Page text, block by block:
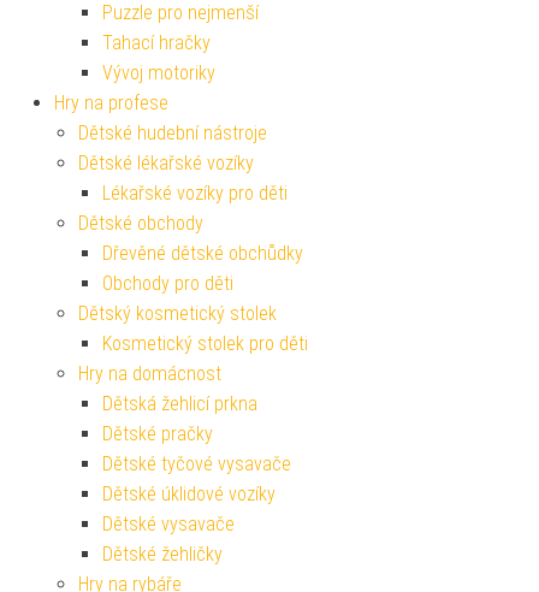
Puzzle pro nejmenší
Tahací hračky
Vývoj motoriky
Hry na profese
Dětské hudební nástroje
Dětské lékařské vozíky
Lékařské vozíky pro děti
Dětské obchody
Dřevěné dětské obchůdky
Obchody pro děti
Dětský kosmetický stolek
Kosmetický stolek pro děti
Hry na domácnost
Dětská žehlicí prkna
Dětské pračky
Dětské tyčové vysavače
Dětské úklidové vozíky
Dětské vysavače
Dětské žehličky
Hry na rybáře